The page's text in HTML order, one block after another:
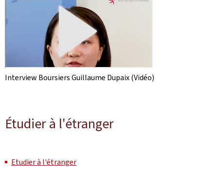
Interview Boursiers Guillaume Dupaix (Vidéo)
Étudier à l'étranger
Etudier à l'étranger